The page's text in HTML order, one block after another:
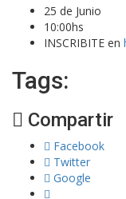
25 de Junio
10:00hs
INSCRIBITE en
Tags:
Compartir
Facebook
Twitter
Google